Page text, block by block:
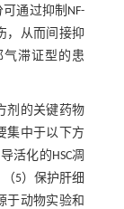
通过抑制NF-
，从而间接抑
滞证型的患
剂的关键药物
集中于以下方
活化的HSC凋
5）保护肝细
于动物实验和